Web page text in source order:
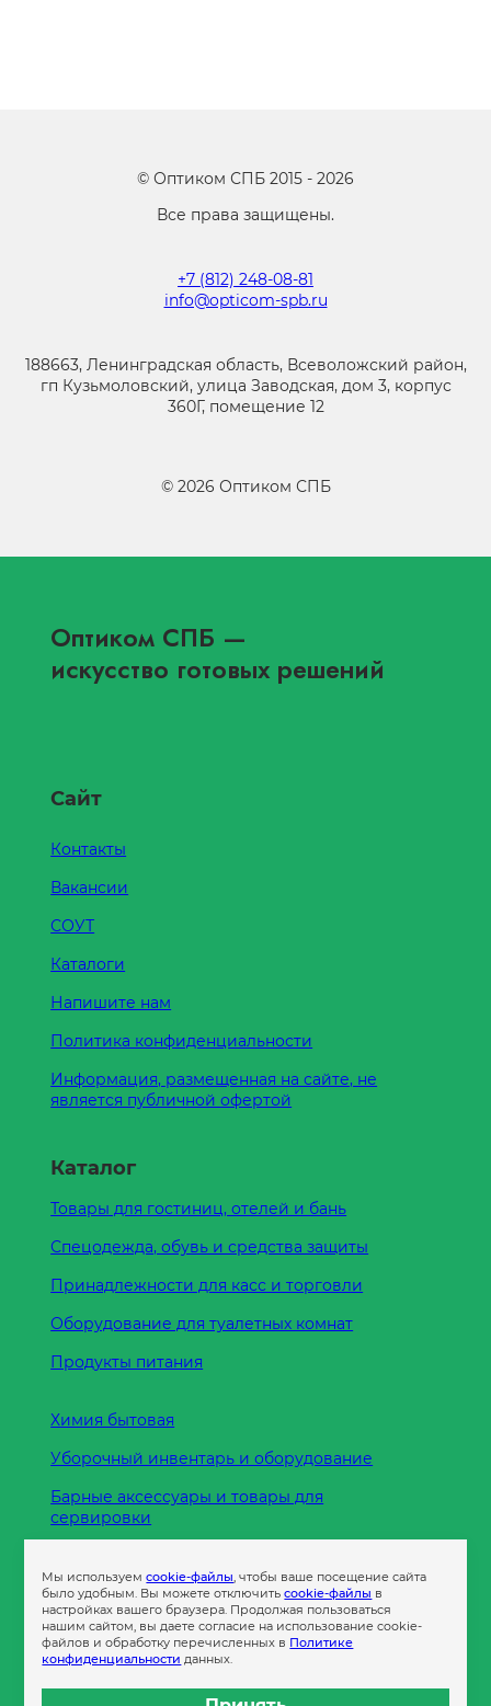
© Оптиком СПБ 2015 - 2026
Все права защищены.
+7 (812) 248-08-81
info@opticom-spb.ru
188663, Ленинградская область, Всеволожский район,
гп Кузьмоловский, улица Заводская, дом 3, корпус
360Г, помещение 12
© 2026 Оптиком СПБ
Оптиком СПБ —
искусство готовых решений
Сайт
Контакты
Вакансии
СОУТ
Каталоги
Напишите нам
Политика конфиденциальности
Информация, размещенная на сайте, не
является публичной офертой
Каталог
Товары для гостиниц, отелей и бань
Спецодежда, обувь и средства защиты
Принадлежности для касс и торговли
Оборудование для туалетных комнат
Продукты питания
Химия бытовая
Уборочный инвентарь и оборудование
Барные аксессуары и товары для
сервировки
Пленка
Пакеты и сумки
Контейнеры
Мы используемcookie-файлы, чтобы ваше посещение сайта
было удобным. Вы можете отключитьcookie-файлы в
настройках вашего браузера. Продолжая пользоваться
нашим сайтом, вы даете согласие на использование cookie-
файлов и обработку перечисленных в Политике
конфиденциальности данных.